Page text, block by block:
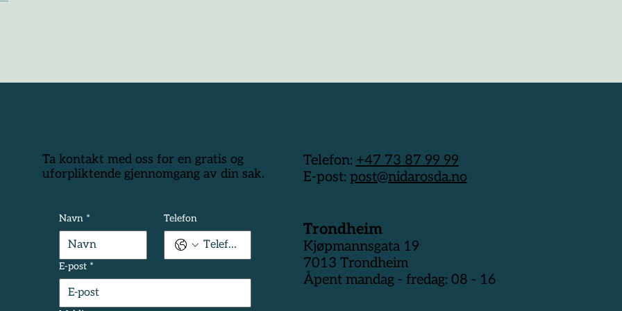
Trondheim
Kjøpmannsgata 19
7013 Trondheim
Åpent mandag - fredag: 08 - 16
Telefon: +47 73 87 99 99
E-post: post@nidarosda.no
Ta kontakt med oss for en gratis og
uforpliktende gjennomgang av din sak.
Navn * Telefon
E-post *